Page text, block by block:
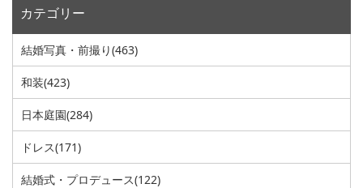
カテゴリー
結婚写真・前撮り(463)
和装(423)
日本庭園(284)
ドレス(171)
結婚式・プロデュース(122)